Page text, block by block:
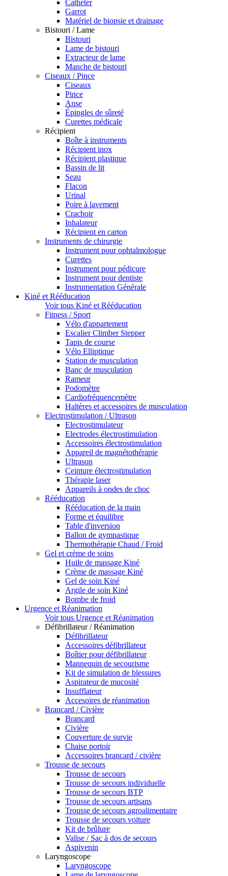
Cathéter
Garrot
Matériel de biopsie et drainage
Bistouri / Lame
Bistouri
Lame de bistouri
Extracteur de lame
Manche de bistouri
Ciseaux / Pince
Ciseaux
Pince
Anse
Épingles de sûreté
Curettes médicale
Récipient
Boîte à instruments
Récipient inox
Récipient plastique
Bassin de lit
Seau
Flacon
Urinal
Poire à lavement
Crachoir
Inhalateur
Récipient en carton
Instruments de chirurgie
Instrument pour ophtalmologue
Curettes
Instrument pour pédicure
Instrument pour dentiste
Instrumentation Générale
Kiné et Rééducation
Voir tous Kiné et Rééducation
Fitness / Sport
Vélo d'appartement
Escalier Climber Stepper
Tapis de course
Vélo Elliptique
Station de musculation
Banc de musculation
Rameur
Podomètre
Cardiofréquencemètre
Haltères et accessoires de musculation
Electrostimulation / Ultrason
Electrostimulateur
Electrodes électrostimulation
Accessoires électrostimulation
Appareil de magnétothérapie
Ultrason
Ceinture électrostimulation
Thérapie laser
Appareils à ondes de choc
Rééducation
Rééducation de la main
Forme et équilibre
Table d'inversion
Ballon de gymnastique
Thermothérapie Chaud / Froid
Gel et crème de soins
Huile de massage Kiné
Crème de massage Kiné
Gel de soin Kiné
Argile de soin Kiné
Bombe de froid
Urgence et Réanimation
Voir tous Urgence et Réanimation
Défibrillateur / Réanimation
Défibrillateur
Accessoires défibrillateur
Boîtier pour défibrillateur
Mannequin de secourisme
Kit de simulation de blessures
Aspirateur de mucosité
Insufflateur
Accesoires de réanimation
Brancard / Civière
Brancard
Civière
Couverture de survie
Chaise portoir
Accessoires brancard / civière
Trousse de secours
Trousse de secours
Trousse de secours individuelle
Trousse de secours BTP
Trousse de secours artisans
Trousse de secours agroalimentaire
Trousse de secours voiture
Kit de brûlure
Valise / Sac à dos de secours
Aspivenin
Laryngoscope
Laryngoscope